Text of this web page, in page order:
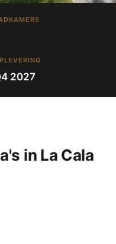
2027
in La Cala